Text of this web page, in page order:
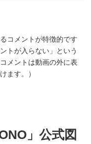
コメントが特徴的です
トが入らない」という
メントは動画の外に表
ます。）
」公式図